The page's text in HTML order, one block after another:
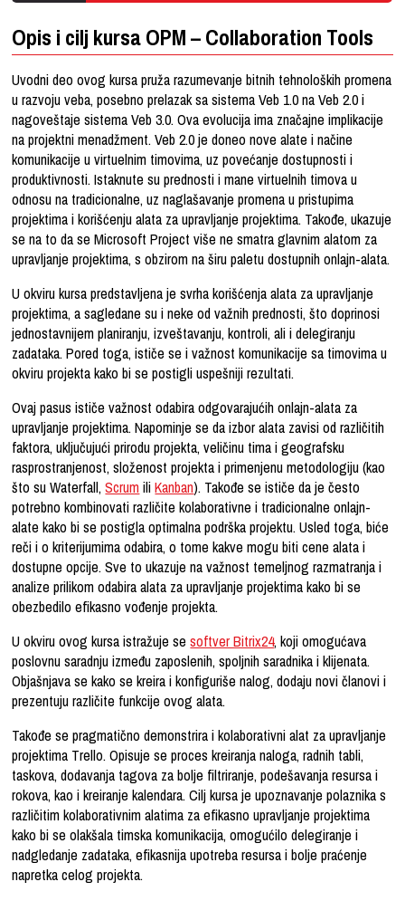
Opis i cilj kursa OPM – Collaboration Tools
Uvodni deo ovog kursa pruža razumevanje bitnih tehnoloških promena
u razvoju veba, posebno prelazak sa sistema Veb 1.0 na Veb 2.0 i
nagoveštaje sistema Veb 3.0. Ova evolucija ima značajne implikacije
na projektni menadžment. Veb 2.0 je doneo nove alate i načine
komunikacije u virtuelnim timovima, uz povećanje dostupnosti i
produktivnosti. Istaknute su prednosti i mane virtuelnih timova u
odnosu na tradicionalne, uz naglašavanje promena u pristupima
projektima i korišćenju alata za upravljanje projektima. Takođe, ukazuje
se na to da se Microsoft Project više ne smatra glavnim alatom za
upravljanje projektima, s obzirom na širu paletu dostupnih onlajn-alata.
U okviru kursa predstavljena je svrha korišćenja alata za upravljanje
projektima, a sagledane su i neke od važnih prednosti, što doprinosi
jednostavnijem planiranju, izveštavanju, kontroli, ali i delegiranju
zadataka. Pored toga, ističe se i važnost komunikacije sa timovima u
okviru projekta kako bi se postigli uspešniji rezultati.
Ovaj pasus ističe važnost odabira odgovarajućih onlajn-alata za
upravljanje projektima. Napominje se da izbor alata zavisi od različitih
faktora, uključujući prirodu projekta, veličinu tima i geografsku
rasprostranjenost, složenost projekta i primenjenu metodologiju (kao
što su Waterfall,Scrum iliKanban). Takođe se ističe da je često
potrebno kombinovati različite kolaborativne i tradicionalne onlajn-
alate kako bi se postigla optimalna podrška projektu. Usled toga, biće
reči i o kriterijumima odabira, o tome kakve mogu biti cene alata i
dostupne opcije. Sve to ukazuje na važnost temeljnog razmatranja i
analize prilikom odabira alata za upravljanje projektima kako bi se
obezbedilo efikasno vođenje projekta.
U okviru ovog kursa istražuje sesoftver Bitrix24, koji omogućava
poslovnu saradnju između zaposlenih, spoljnih saradnika i klijenata.
Objašnjava se kako se kreira i konfiguriše nalog, dodaju novi članovi i
prezentuju različite funkcije ovog alata.
Takođe se pragmatično demonstrira i kolaborativni alat za upravljanje
projektima Trello. Opisuje se proces kreiranja naloga, radnih tabli,
taskova, dodavanja tagova za bolje filtriranje, podešavanja resursa i
rokova, kao i kreiranje kalendara. Cilj kursa je upoznavanje polaznika s
različitim kolaborativnim alatima za efikasno upravljanje projektima
kako bi se olakšala timska komunikacija, omogućilo delegiranje i
nadgledanje zadataka, efikasnija upotreba resursa i bolje praćenje
napretka celog projekta.